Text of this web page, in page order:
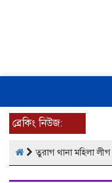
ব্রেকিং নিউজ:
তুরাগ থানা মহিলা লীগ